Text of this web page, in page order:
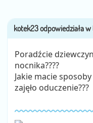
Poradźcie
nocnika????
Jakie macie
zajęło oduczenie???